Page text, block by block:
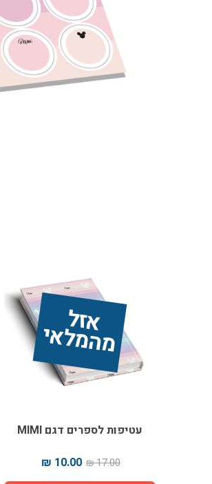
אז
ל
מ
ה
מ
ל
אי
עטיפות לספרים דגם MIMI
17.00 ₪
10.00 ₪